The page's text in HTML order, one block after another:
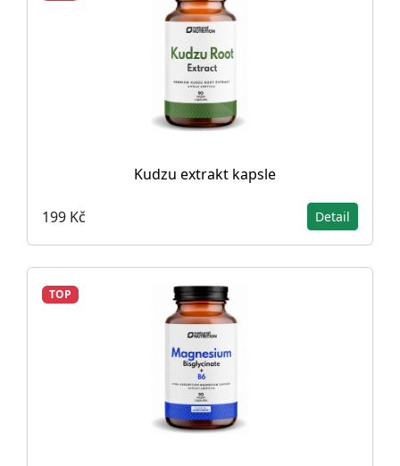
Kudzu extrakt kapsle
199 Kč Detail
TOP